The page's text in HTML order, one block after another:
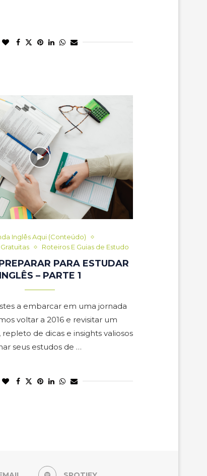
Inglês Aqui (Conteúdo)
Roteiros E Guias de Estudo
PARA ESTUDAR
INGLÊS – PARTE 1
a embarcar em uma jornada
voltar a 2016 e revisitar um
repleto de dicas e insights valiosos
seus estudos de …